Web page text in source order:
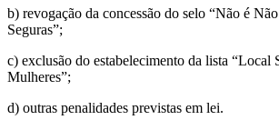
b) revogação da concessão do selo “Não é
Seguras”;
c) exclusão do estabelecimento da lista “Local
Mulheres”;
d) outras penalidades previstas em lei.